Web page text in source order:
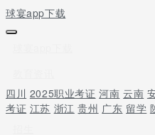
球宴app下载
四川 2025职业考证 河南 云南
考证 江苏 浙江 贵州 广东 留学